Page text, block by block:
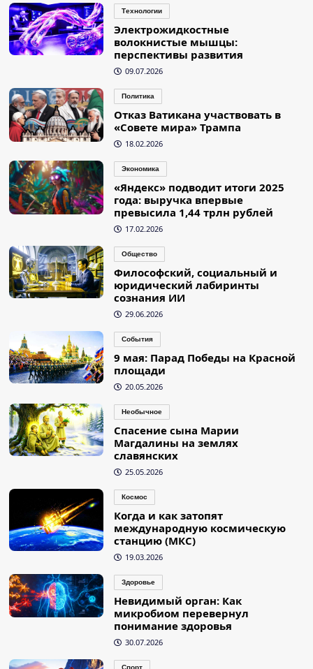
Технологии
Электрожидкостные
волокнистые мышцы:
перспективы развития
09.07.2026
Политика
Отказ Ватикана участвовать в
«Совете мира» Трампа
18.02.2026
Экономика
«Яндекс» подводит итоги 2025
года: выручка впервые
превысила 1,44 трлн рублей
17.02.2026
Общество
Философский, социальный и
юридический лабиринты
сознания ИИ
29.06.2026
События
9 мая: Парад Победы на Красной
площади
20.05.2026
Необычное
Спасение сына Марии
Магдалины на землях
славянских
25.05.2026
Космос
Когда и как затопят
международную космическую
станцию (МКС)
19.03.2026
Здоровье
Невидимый орган: Как
микробиом перевернул
понимание здоровья
30.07.2026
Спорт